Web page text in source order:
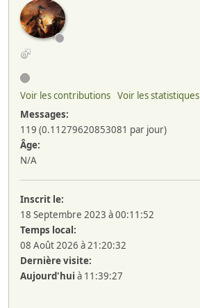
Voir les contributions Voir les statistiques
Messages:
119 (0.11279620853081 par jour)
Âge:
N/A
Inscrit le:
18 Septembre 2023 à 00:11:52
Temps local:
08 Août 2026 à 21:20:32
Dernière visite:
Aujourd'hui à 11:39:27